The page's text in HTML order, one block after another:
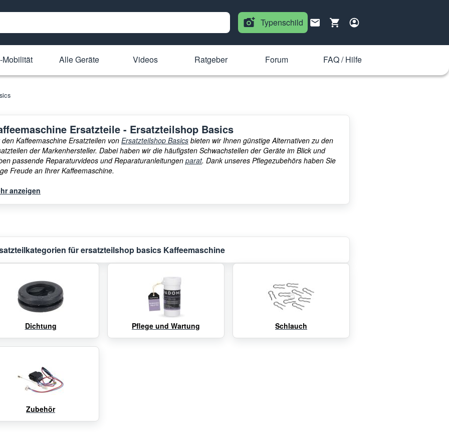
Typenschild
Mobilität Alle Geräte Videos Ratgeber Forum FAQ / Hilfe
Ersatzteile - Ersatzteilshop Basics
den Kaffeemaschine Ersatzteilen von Ersatzteilshop Basics bieten wir Ihnen günstige Alternativen zu den
der Markenhersteller. Dabei haben wir die häufigsten Schwachstellen der Geräte im Blick und
passende Reparaturvideos und Reparaturanleitungen parat. Dank unseres Pflegezubehörs haben Sie
Freude an Ihrer Kaffeemaschine.
anzeigen
für ersatzteilshop basics Kaffeemaschine
Dichtung Pflege und Wartung Schlauch
Zubehör